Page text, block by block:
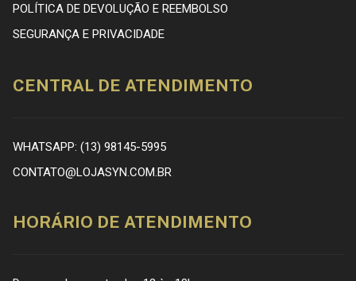
POLÍTICA DE DEVOLUÇÃO E REEMBOLSO
SEGURANÇA E PRIVACIDADE
CENTRAL DE ATENDIMENTO
WHATSAPP: (13) 98145-5995
CONTATO@LOJASYN.COM.BR
HORÁRIO DE ATENDIMENTO